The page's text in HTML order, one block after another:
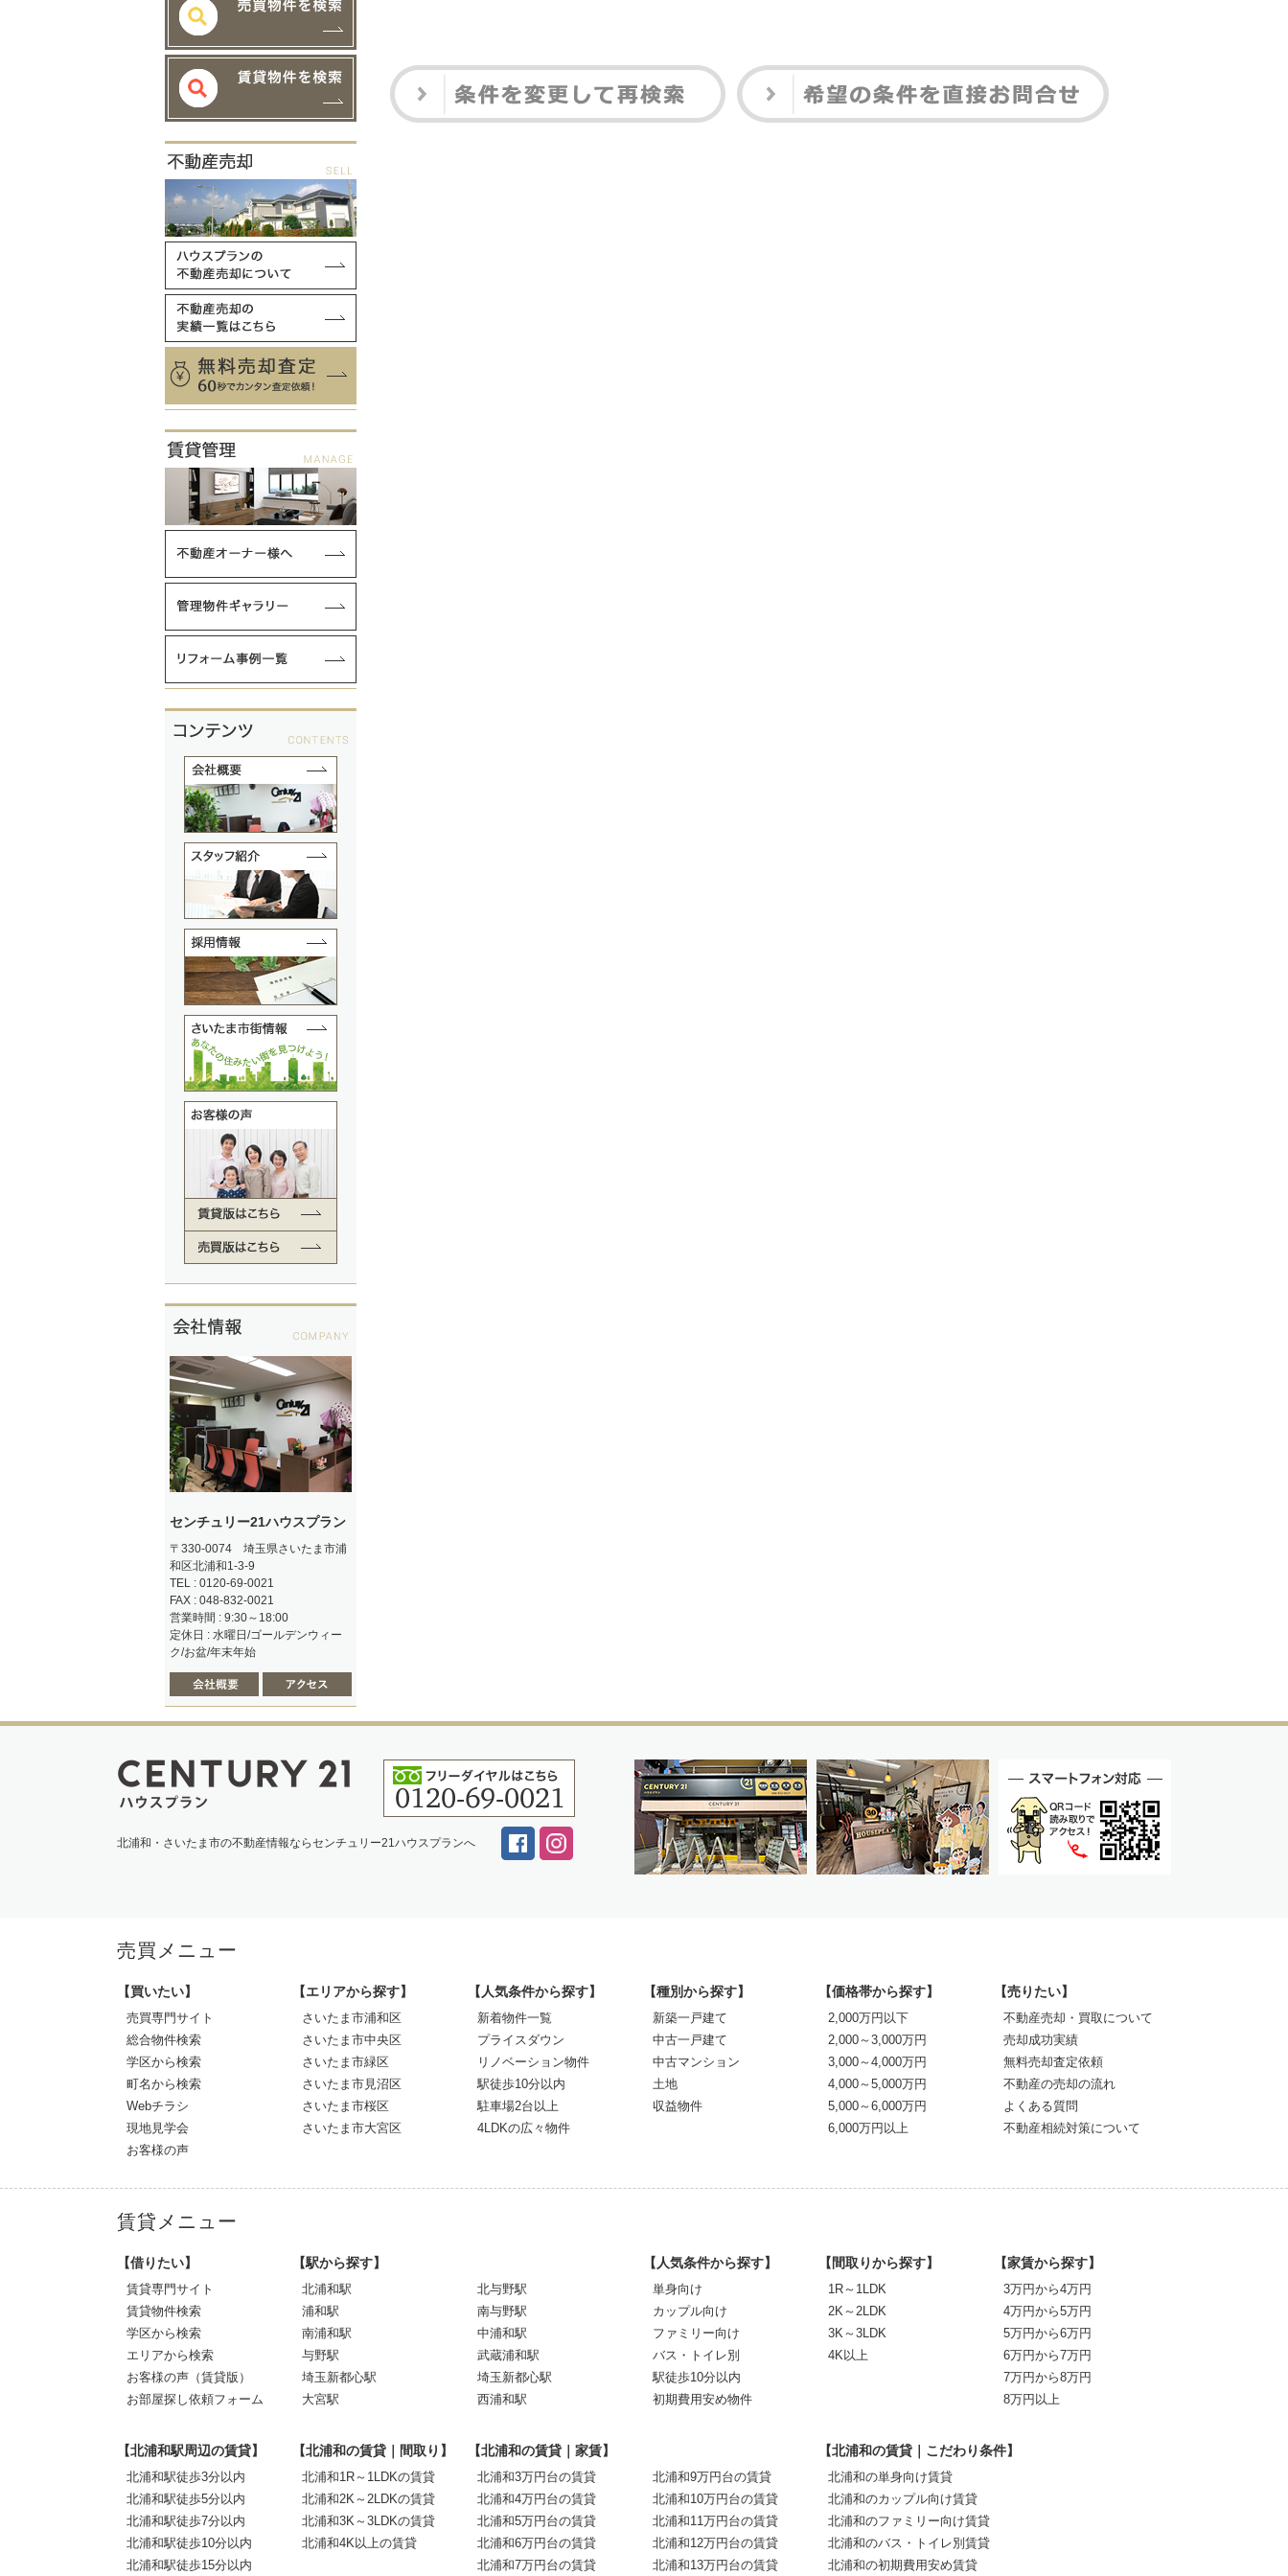
センチュリー21ハウスプラン
〒330-0074 埼玉県さいたま市浦
和区北浦和1-3-9
TEL : 0120-69-0021
FAX : 048-832-0021
営業時間 : 9:30～18:00
定休日 : 水曜日/ゴールデンウィー
ク/お盆/年末年始
北浦和・さいたま市の不動産情報ならセンチュリー21ハウスプランへ
売買メニュー
【買いたい】
売買専門サイト
総合物件検索
学区から検索
町名から検索
Webチラシ
現地見学会
お客様の声
【エリアから探す】
さいたま市浦和区
さいたま市中央区
さいたま市緑区
さいたま市見沼区
さいたま市桜区
さいたま市大宮区
【人気条件から探す】
新着物件一覧
プライスダウン
リノベーション物件
駅徒歩10分以内
駐車場2台以上
4LDKの広々物件
【種別から探す】
新築一戸建て
中古一戸建て
中古マンション
土地
収益物件
【価格帯から探す】
2,000万円以下
2,000～3,000万円
3,000～4,000万円
4,000～5,000万円
5,000～6,000万円
6,000万円以上
【売りたい】
不動産売却・買取について
売却成功実績
無料売却査定依頼
不動産の売却の流れ
よくある質問
不動産相続対策について
賃貸メニュー
【借りたい】
賃貸専門サイト
賃貸物件検索
学区から検索
エリアから検索
お客様の声（賃貸版）
お部屋探し依頼フォーム
【駅から探す】
北浦和駅
浦和駅
南浦和駅
与野駅
埼玉新都心駅
大宮駅
北与野駅
南与野駅
中浦和駅
武蔵浦和駅
埼玉新都心駅
西浦和駅
【人気条件から探す】
単身向け
カップル向け
ファミリー向け
バス・トイレ別
駅徒歩10分以内
初期費用安め物件
【間取りから探す】
1R～1LDK
2K～2LDK
3K～3LDK
4K以上
【家賃から探す】
3万円から4万円
4万円から5万円
5万円から6万円
6万円から7万円
7万円から8万円
8万円以上
【北浦和駅周辺の賃貸】
北浦和駅徒歩3分以内
北浦和駅徒歩5分以内
北浦和駅徒歩7分以内
北浦和駅徒歩10分以内
北浦和駅徒歩15分以内
【北浦和の賃貸｜間取り】
北浦和1R～1LDKの賃貸
北浦和2K～2LDKの賃貸
北浦和3K～3LDKの賃貸
北浦和4K以上の賃貸
【北浦和の賃貸｜家賃】
北浦和3万円台の賃貸
北浦和4万円台の賃貸
北浦和5万円台の賃貸
北浦和6万円台の賃貸
北浦和7万円台の賃貸
北浦和9万円台の賃貸
北浦和10万円台の賃貸
北浦和11万円台の賃貸
北浦和12万円台の賃貸
北浦和13万円台の賃貸
【北浦和の賃貸｜こだわり条件】
北浦和の単身向け賃貸
北浦和のカップル向け賃貸
北浦和のファミリー向け賃貸
北浦和のバス・トイレ別賃貸
北浦和の初期費用安め賃貸